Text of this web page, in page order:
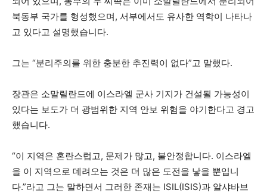
북동부 국가를 형성했으며, 서부에서도 유사한 역학이 나타나
고 있다고 설명했습니다.
그는 “분리주의를 위한 충분한 추진력이 없다”고 말했다.
장관은 소말릴란드에 이스라엘 군사 기지가 건설될 가능성이
있다는 보도가 더 광범위한 지역 안보 위험을 야기한다고 경고
했습니다.
“이 지역은 혼란스럽고, 문제가 많고, 불안정합니다. 이스라엘
을 이 지역으로 데려오는 것은 더 많은 도전을 낳을 뿐입니
다.”라고 그는 말하면서 그러한 존재는 ISIL(ISIS)과 알샤바브